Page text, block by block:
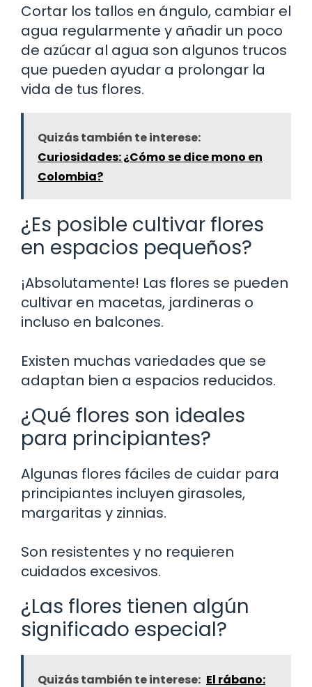
Cortar los tallos en ángulo, cambiar el
agua regularmente y añadir un poco
de azúcar al agua son algunos trucos
que pueden ayudar a prolongar la
vida de tus flores.
Quizás también te interese:
Curiosidades: ¿Cómo se dice mono en
Colombia?
¿Es posible cultivar flores
en espacios pequeños?
¡Absolutamente! Las flores se pueden
cultivar en macetas, jardineras o
incluso en balcones.
Existen muchas variedades que se
adaptan bien a espacios reducidos.
¿Qué flores son ideales
para principiantes?
Algunas flores fáciles de cuidar para
principiantes incluyen girasoles,
margaritas y zinnias.
Son resistentes y no requieren
cuidados excesivos.
¿Las flores tienen algún
significado especial?
Quizás también te interese: El rábano: